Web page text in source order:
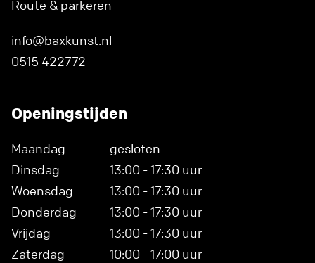
Route & parkeren
info@baxkunst.nl
0515 422772
Openingstijden
Maandag
gesloten
Dinsdag
13:00 - 17:30 uur
Woensdag
13:00 - 17:30 uur
Donderdag
13:00 - 17:30 uur
Vrijdag
13:00 - 17:30 uur
Zaterdag
10:00 - 17:00 uur